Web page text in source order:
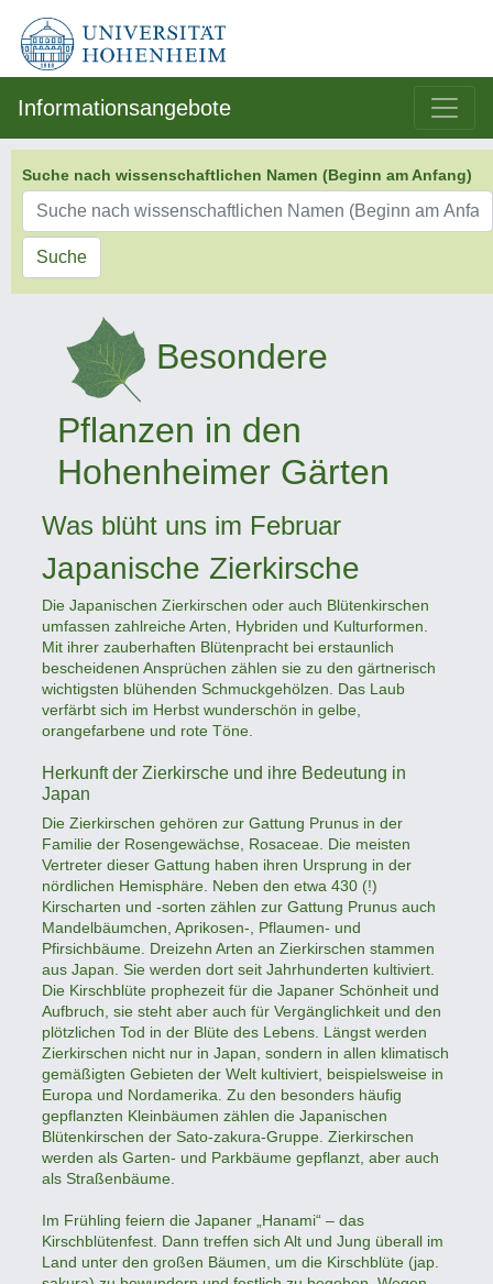
Informationsangebote
Suche nach wissenschaftlichen Namen (Beginn am Anfang)
Suche
Besondere
Pflanzen in den
Hohenheimer Gärten
Was blüht uns im Februar
Japanische Zierkirsche
Die Japanischen Zierkirschen oder auch Blütenkirschen
umfassen zahlreiche Arten, Hybriden und Kulturformen.
Mit ihrer zauberhaften Blütenpracht bei erstaunlich
bescheidenen Ansprüchen zählen sie zu den gärtnerisch
wichtigsten blühenden Schmuckgehölzen. Das Laub
verfärbt sich im Herbst wunderschön in gelbe,
orangefarbene und rote Töne.
Herkunft der Zierkirsche und ihre Bedeutung in
Japan
Die Zierkirschen gehören zur Gattung Prunus in der
Familie der Rosengewächse, Rosaceae. Die meisten
Vertreter dieser Gattung haben ihren Ursprung in der
nördlichen Hemisphäre. Neben den etwa 430 (!)
Kirscharten und -sorten zählen zur Gattung Prunus auch
Mandelbäumchen, Aprikosen-, Pflaumen- und
Pfirsichbäume. Dreizehn Arten an Zierkirschen stammen
aus Japan. Sie werden dort seit Jahrhunderten kultiviert.
Die Kirschblüte prophezeit für die Japaner Schönheit und
Aufbruch, sie steht aber auch für Vergänglichkeit und den
plötzlichen Tod in der Blüte des Lebens. Längst werden
Zierkirschen nicht nur in Japan, sondern in allen klimatisch
gemäßigten Gebieten der Welt kultiviert, beispielsweise in
Europa und Nordamerika. Zu den besonders häufig
gepflanzten Kleinbäumen zählen die Japanischen
Blütenkirschen der Sato-zakura-Gruppe. Zierkirschen
werden als Garten- und Parkbäume gepflanzt, aber auch
als Straßenbäume.
Im Frühling feiern die Japaner „Hanami“ – das
Kirschblütenfest. Dann treffen sich Alt und Jung überall im
Land unter den großen Bäumen, um die Kirschblüte (jap.